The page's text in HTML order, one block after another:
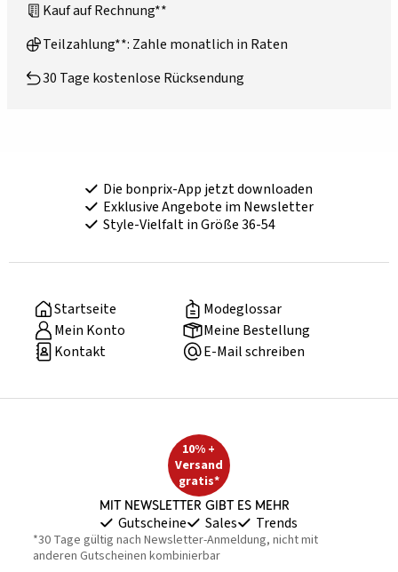
Kauf auf Rechnung**
Teilzahlung**: Zahle monatlich in Raten
30 Tage kostenlose Rücksendung
Die bonprix-App jetzt downloaden
Exklusive Angebote im Newsletter
Style-Vielfalt in Größe 36-54
Startseite
Modeglossar
Mein Konto
Meine Bestellung
Kontakt
E-Mail schreiben
10% +
Versand
gratis*
Mit Newsletter gibt es mehr
Gutscheine Sales Trends
*30 Tage gültig nach Newsletter-Anmeldung, nicht mit
anderen Gutscheinen kombinierbar